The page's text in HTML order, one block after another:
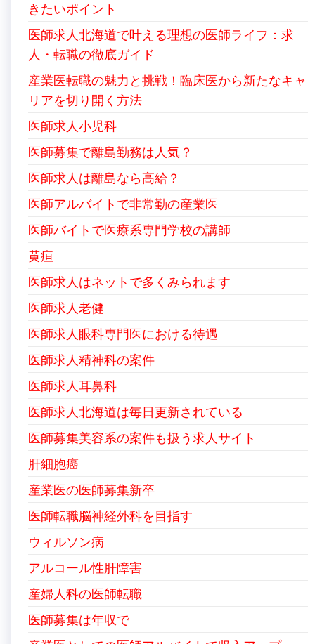
きたいポイント
医師求人北海道で叶える理想の医師ライフ：求
人・転職の徹底ガイド
産業医転職の魅力と挑戦！臨床医から新たなキャ
リアを切り開く方法
医師求人小児科
医師募集で離島勤務は人気？
医師求人は離島なら高給？
医師アルバイトで非常勤の産業医
医師バイトで医療系専門学校の講師
黄疸
医師求人はネットで多くみられます
医師求人老健
医師求人眼科専門医における待遇
医師求人精神科の案件
医師求人耳鼻科
医師求人北海道は毎日更新されている
医師募集美容系の案件も扱う求人サイト
肝細胞癌
産業医の医師募集新卒
医師転職脳神経外科を目指す
ウィルソン病
アルコール性肝障害
産婦人科の医師転職
医師募集は年収で